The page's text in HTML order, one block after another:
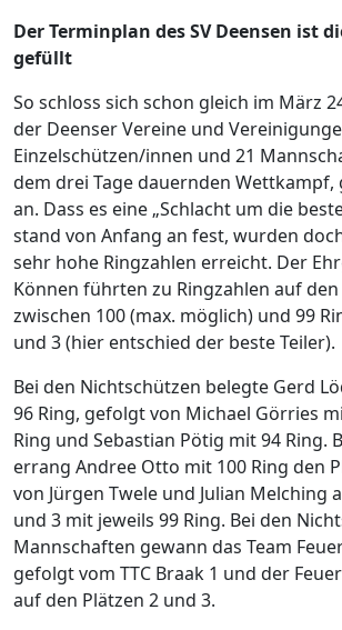
Der Terminplan des SV Deensen ist
gefüllt
So schloss sich schon gleich im März
der Deenser Vereine und
Einzelschützen/innen und 21
dem drei Tage dauernden Wettkampf,
an. Dass es eine „Schlacht um die
stand von Anfang an fest, wurden
sehr hohe Ringzahlen erreicht. Der
Können führten zu Ringzahlen auf den
zwischen 100 (max. möglich) und 99
und 3 (hier entschied der beste Teiler).
Bei den Nichtschützen belegte Gerd
96 Ring, gefolgt von Michael Görries
Ring und Sebastian Pötig mit 94 Ring.
errang Andree Otto mit 100 Ring den
von Jürgen Twele und Julian Melching
und 3 mit jeweils 99 Ring. Bei den
Mannschaften gewann das Team
gefolgt vom TTC Braak 1 und der
auf den Plätzen 2 und 3.